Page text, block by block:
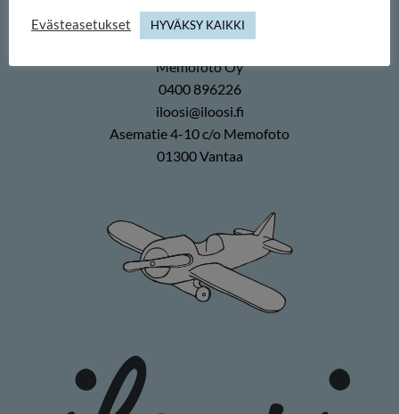
iloosi-verkkokauppa
Memofoto Oy
0400 896226
iloosi@iloosi.fi
Asematie 4-10 c/o Memofoto
01300 Vantaa
Evästeasetukset HYVÄKSY KAIKKI